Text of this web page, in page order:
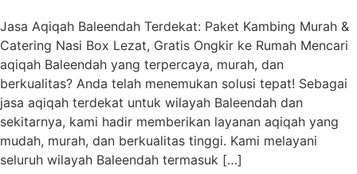
Jasa Aqiqah Baleendah Terdekat: Paket Kambing Murah &
Catering Nasi Box Lezat, Gratis Ongkir ke Rumah Mencari
aqiqah Baleendah yang terpercaya, murah, dan
berkualitas? Anda telah menemukan solusi tepat! Sebagai
jasa aqiqah terdekat untuk wilayah Baleendah dan
sekitarnya, kami hadir memberikan layanan aqiqah yang
mudah, murah, dan berkualitas tinggi. Kami melayani
seluruh wilayah Baleendah termasuk […]